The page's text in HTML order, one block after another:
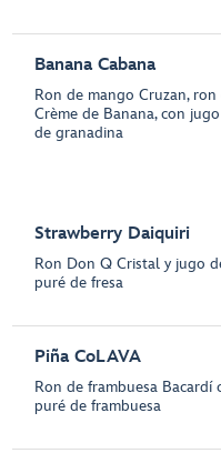
Banana Cabana
Ron de mango Cruzan,
Crème de Banana, con
de granadina
Strawberry Daiquiri
Ron Don Q Cristal y jugo
puré de fresa
Piña CoLAVA
Ron de frambuesa Bacardí
puré de frambuesa